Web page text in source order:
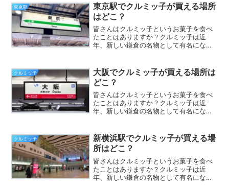
東京駅
東京駅でクルミッ子が買える場所
はどこ？
皆さんはクルミッ子というお菓子を食べ
たことはありますか？クルミッ子は近
年、新しい鎌倉の名物として有名になっ
聞いたことがある方も多いかもしれませ
ん。さて、そんなクルミッ子...
クルミッ子
大阪でクルミッ子が買える場所は
どこ？
皆さんはクルミッ子というお菓子を食べ
たことはありますか？クルミッ子は近
年、新しい鎌倉の名物として有名になっ
たことがある方も多いかもしれません。
さて、そんなクルミッ子です...
クルミッ子
新横浜駅でクルミッ子が買える場
所はどこ？
皆さんはクルミッ子というお菓子を食べ
たことはありますか？クルミッ子は近
年、新しい鎌倉の名物として有名になっ